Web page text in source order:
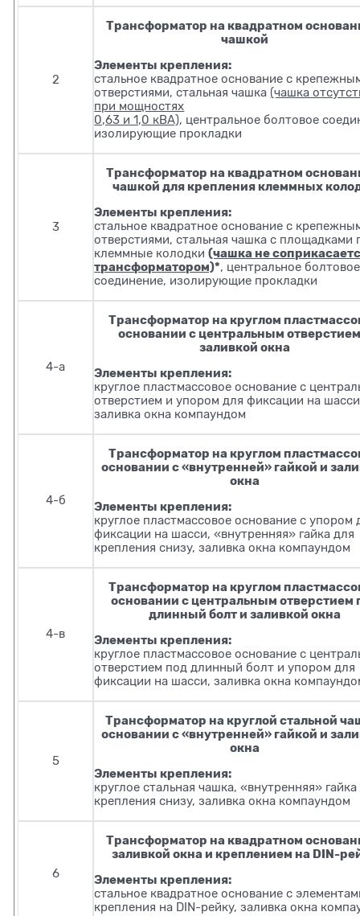
2
Трансформатор на квадратном
чашкой
Элементы крепления:
стальное квадратное основание с
отверстиями, стальная чашка (чашка
при мощностях
0,63 и 1,0 кВА), центральное болтовое
изолирующие прокладки
3
Трансформатор на квадратном
чашкой для крепления клеммных
Элементы крепления:
стальное квадратное основание с
отверстиями, стальная чашка с площадками
клеммные колодки(чашка не
трансформатором)*, центральное болтовое
соединение, изолирующие прокладки
4-а
Трансформатор на круглом
основании с центральным
заливкой окна
Элементы крепления:
круглое пластмассовое основание с
отверстием и упором для фиксации на
заливка окна компаундом
4-б
Трансформатор на круглом
основании с «внутренней» гайкой и
окна
Элементы крепления:
круглое пластмассовое основание с упором
фиксации на шасси, «внутренняя» гайка для
крепления снизу, заливка окна компаундом
4-в
Трансформатор на круглом
основании с центральным отверстием
длинный болт и заливкой окна
Элементы крепления:
круглое пластмассовое основание с
отверстием под длинный болт и упором для
фиксации на шасси, заливка окна
5
Трансформатор на круглой стальной
основании с «внутренней» гайкой и
окна
Элементы крепления:
круглое стальная чашка, «внутренняя»
крепления снизу, заливка окна компаундом
6
Трансформатор на квадратном
заливкой окна и креплением на DIN-
Элементы крепления:
стальное квадратное основание с
крепления на DIN-рейку, заливка окна